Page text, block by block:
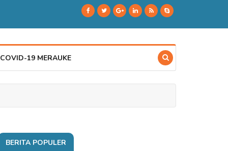
19 MERAUKE
BERITA POPULER